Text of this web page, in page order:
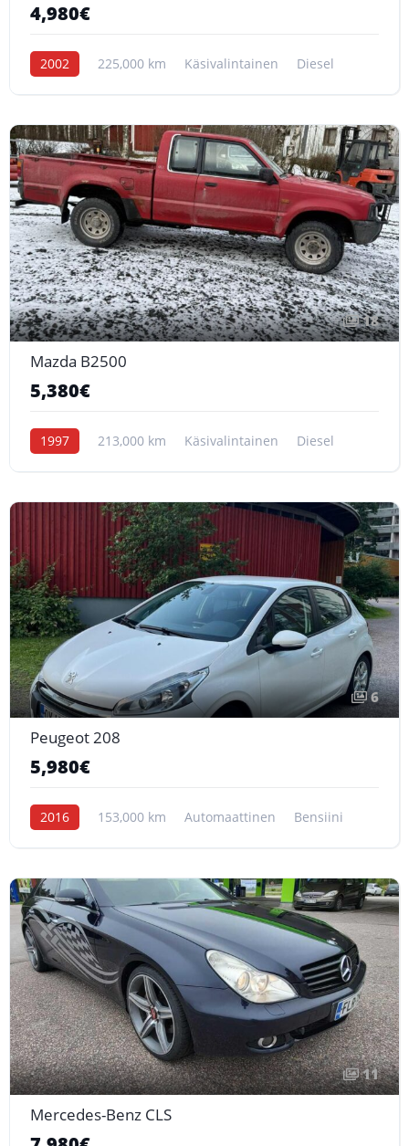
4,980€
2002 225,000 km Käsivalintainen Diesel
18
Mazda B2500
5,380€
1997 213,000 km Käsivalintainen Diesel
6
Peugeot 208
5,980€
2016 153,000 km Automaattinen Bensiini
11
Mercedes-Benz CLS